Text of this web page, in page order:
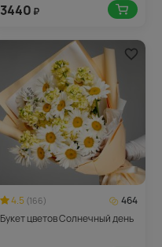
3440 ₽
4.5 (166)
464
Букет цветов Солнечный день